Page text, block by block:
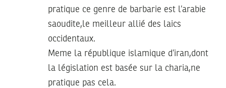
pratique ce genre de barbarie est l’arabie
saoudite,le meilleur allié des laics
occidentaux.
Meme la république islamique d’iran,dont
la législation est basée sur la charia,ne
pratique pas cela.